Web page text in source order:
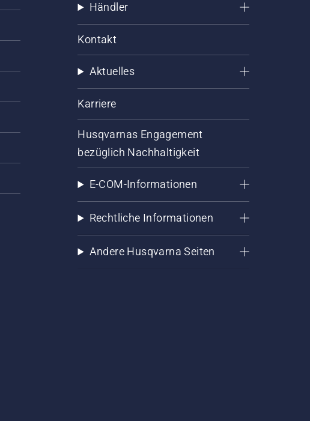
Händler
Kontakt
Aktuelles
Karriere
Husqvarnas Engagement
bezüglich Nachhaltigkeit
E-COM-Informationen
Rechtliche Informationen
Andere Husqvarna Seiten